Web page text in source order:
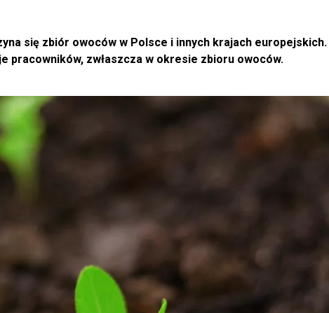
się zbiór owoców w Polsce i innych krajach europejskich.
zwłaszcza w okresie zbioru owoców.